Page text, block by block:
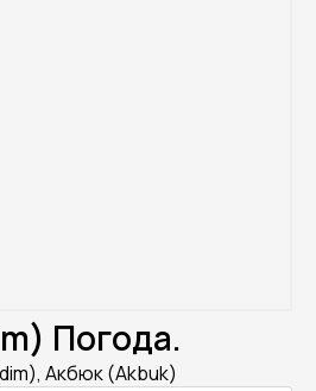
Погода.
Акбюк (Akbuk)